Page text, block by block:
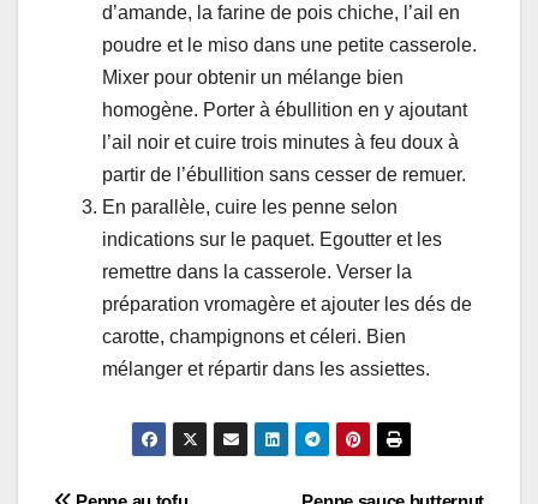
d’amande, la farine de pois chiche, l’ail en
poudre et le miso dans une petite casserole.
Mixer pour obtenir un mélange bien
homogène. Porter à ébullition en y ajoutant
l’ail noir et cuire trois minutes à feu doux à
partir de l’ébullition sans cesser de remuer.
En parallèle, cuire les penne selon
indications sur le paquet. Egoutter et les
remettre dans la casserole. Verser la
préparation vromagère et ajouter les dés de
carotte, champignons et céleri. Bien
mélanger et répartir dans les assiettes.